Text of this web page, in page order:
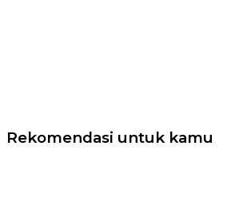
Rekomendasi untuk kamu